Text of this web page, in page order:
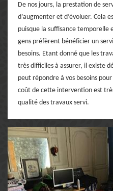
De nos jours, la prestation de
d’augmenter et d’évoluer. Cela
puisque la suffisance
gens préfèrent bénéficier un
besoins. Etant donné que les
très difficiles à assurer, il existe
peut répondre à vos besoins
coût de cette intervention est
qualité des travaux servi.